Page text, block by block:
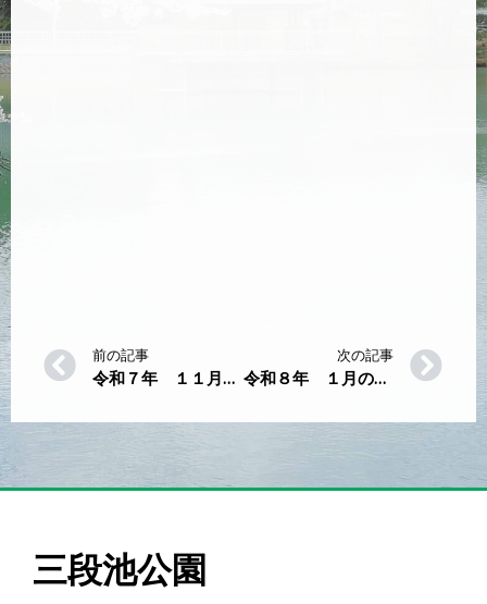
前の記事
令和７年 １１月の体育館行事
次の記事
令和８年 １月の体育館行事
三段池公園